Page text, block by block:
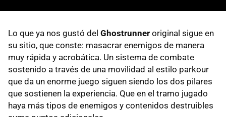
Lo que ya nos gustó del Ghostrunner original sigue en
su sitio, que conste: masacrar enemigos de manera
muy rápida y acrobática. Un sistema de combate
sostenido a través de una movilidad al estilo parkour
que da un enorme juego siguen siendo los dos pilares
que sostienen la experiencia. Que en el tramo jugado
haya más tipos de enemigos y contenidos destruibles